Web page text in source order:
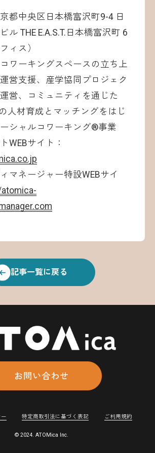
都中央区日本橋富沢町9-4 日
ル THE E.A.S.T.日本橋富沢町 6
ィス）
ワーキングスペースの立ち上
営支援、産学協同プロジェク
営、コミュニティを通じた
人材育成とマッチングをはじ
シャルコワーキング®事業
WEBサイト：
マネージャー特設WEBサイ
記事一覧に戻る
お問い合わせ
特定商取引法に基づく表記 ご利用規約
© 2024. ATOMica Inc.